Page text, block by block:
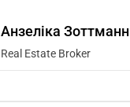
Анзеліка Зоттманн
Real Estate Broker